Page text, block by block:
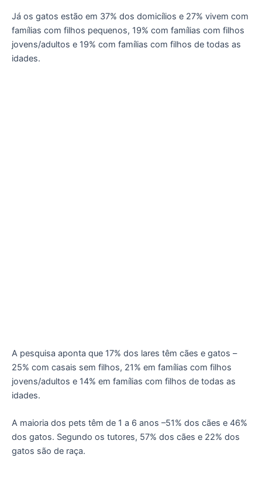
Já os gatos estão em 37% dos domicílios e 27% vivem com
famílias com filhos pequenos, 19% com famílias com filhos
jovens/adultos e 19% com famílias com filhos de todas as
idades.
A pesquisa aponta que 17% dos lares têm cães e gatos –
25% com casais sem filhos, 21% em famílias com filhos
jovens/adultos e 14% em famílias com filhos de todas as
idades.
A maioria dos pets têm de 1 a 6 anos –51% dos cães e 46%
dos gatos. Segundo os tutores, 57% dos cães e 22% dos
gatos são de raça.